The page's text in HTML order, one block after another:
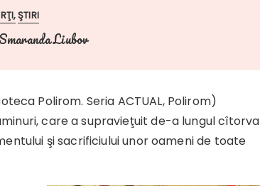
ŞTIRI
Smaranda Liubov
Polirom. Seria ACTUAL, Polirom)
care a supravieţuit de-a lungul cîtorva
şi sacrificiului unor oameni de toate